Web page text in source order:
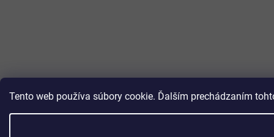
Tento web používa súbory cookie. Ďalším prechádzaním